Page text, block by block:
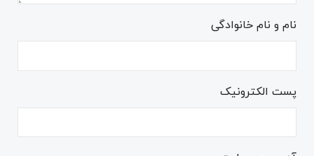
نام و نام خانوادگی
پست الکترونیک